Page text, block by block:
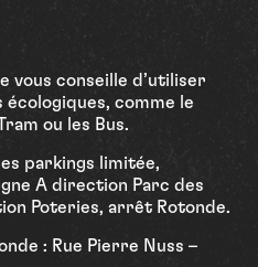
vous conseille d’utiliser
comme le
ou les Bus.
parkings limitée,
A direction Parc des
Poteries, arrêt Rotonde.
: Rue Pierre Nuss –